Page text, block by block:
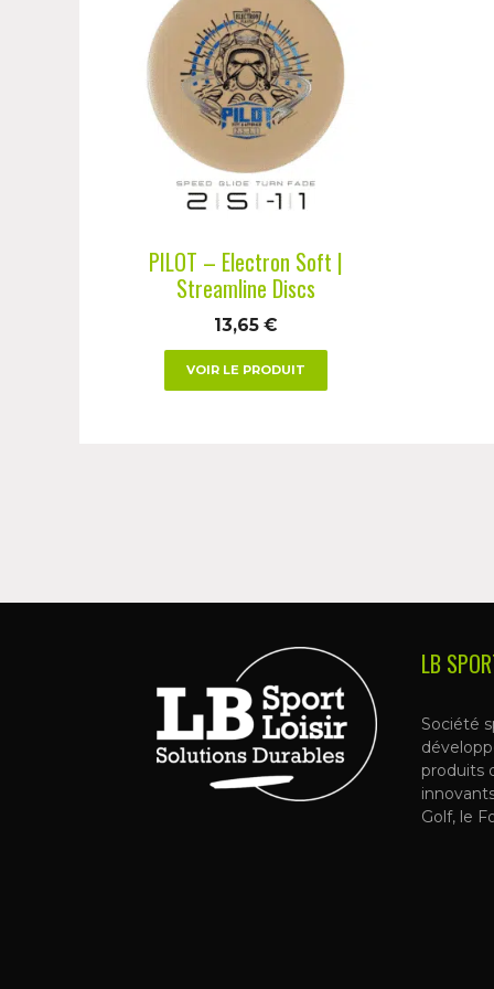
PILOT – Electron Soft |
Streamline Discs
13,65€
VOIR LE PRODUIT
produit
plusieurs
variations.
options
peuvent
produit
LB
Société
produits
Golf, le